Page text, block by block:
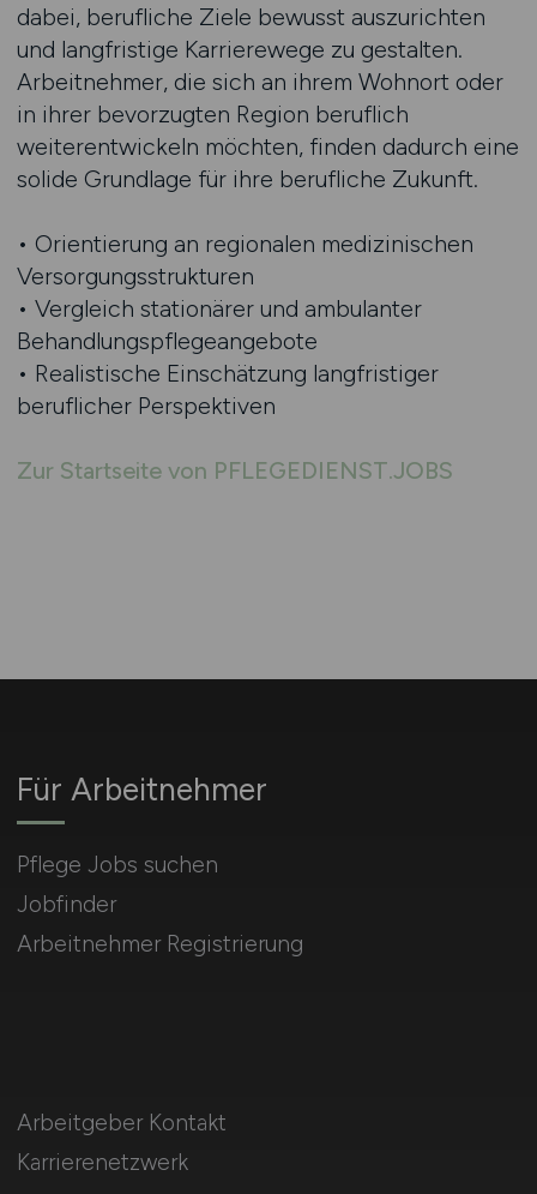
dabei, berufliche Ziele bewusst auszurichten
und langfristige Karrierewege zu gestalten.
Arbeitnehmer, die sich an ihrem Wohnort oder
in ihrer bevorzugten Region beruflich
weiterentwickeln möchten, finden dadurch eine
solide Grundlage für ihre berufliche Zukunft.
• Orientierung an regionalen medizinischen
Versorgungsstrukturen
• Vergleich stationärer und ambulanter
Behandlungspflegeangebote
• Realistische Einschätzung langfristiger
beruflicher Perspektiven
Zur Startseite von PFLEGEDIENST.JOBS
Für Arbeitnehmer
Pflege Jobs suchen
Jobfinder
Arbeitnehmer Registrierung
Arbeitgeber Kontakt
Karrierenetzwerk